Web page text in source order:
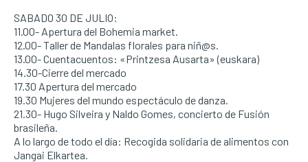
SABADO 30 DE JULIO:
11.00- Apertura del Bohemia market.
12.00- Taller de Mandalas florales para niñ@s.
13.00- Cuentacuentos: «Printzesa Ausarta» (euskara)
14.30-Cierre del mercado
17.30 Apertura del mercado
19.30 Mujeres del mundo espectáculo de danza.
21.30- Hugo Silveira y Naldo Gomes, concierto de Fusión
brasileña.
A lo largo de todo el día: Recogida solidaria de alimentos con
Jangai Elkartea.